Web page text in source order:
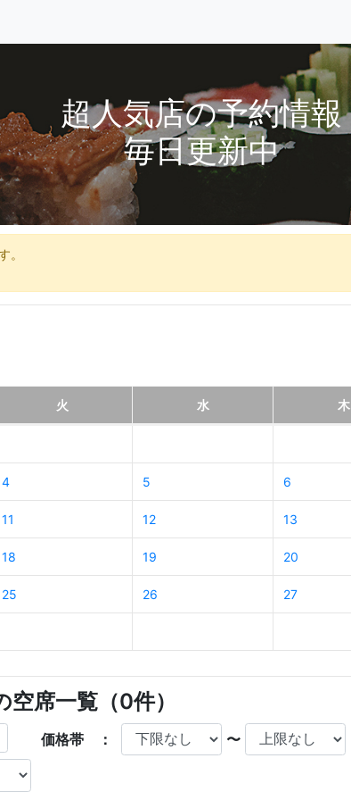
超人気店の予約情報
毎日更新中
。
火 水 木
4 5 6
11 12 13
18 19 20
25 26 27
席一覧（0件）
価格帯 ： 〜